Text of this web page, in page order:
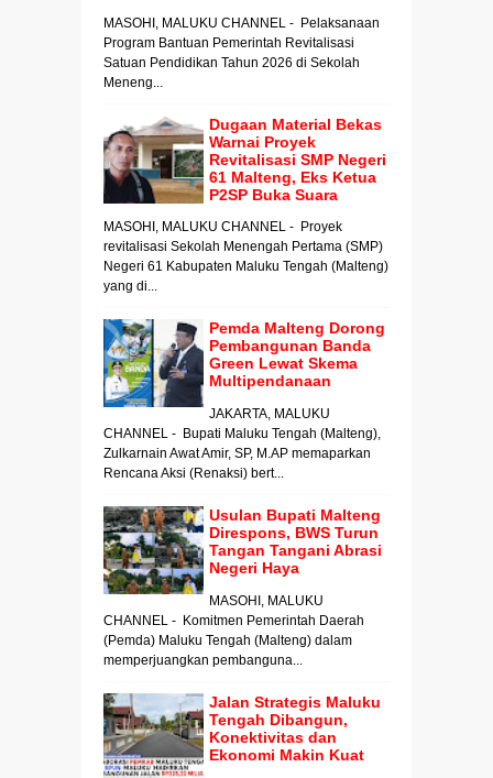
MASOHI, MALUKU CHANNEL - Pelaksanaan
Program Bantuan Pemerintah Revitalisasi
Satuan Pendidikan Tahun 2026 di Sekolah
Meneng...
Dugaan Material Bekas
Warnai Proyek
Revitalisasi SMP Negeri
61 Malteng, Eks Ketua
P2SP Buka Suara
MASOHI, MALUKU CHANNEL - Proyek
revitalisasi Sekolah Menengah Pertama (SMP)
Negeri 61 Kabupaten Maluku Tengah (Malteng)
yang di...
Pemda Malteng Dorong
Pembangunan Banda
Green Lewat Skema
Multipendanaan
JAKARTA, MALUKU
CHANNEL - Bupati Maluku Tengah (Malteng),
Zulkarnain Awat Amir, SP, M.AP memaparkan
Rencana Aksi (Renaksi) bert...
Usulan Bupati Malteng
Direspons, BWS Turun
Tangan Tangani Abrasi
Negeri Haya
MASOHI, MALUKU
CHANNEL - Komitmen Pemerintah Daerah
(Pemda) Maluku Tengah (Malteng) dalam
memperjuangkan pembanguna...
Jalan Strategis Maluku
Tengah Dibangun,
Konektivitas dan
Ekonomi Makin Kuat